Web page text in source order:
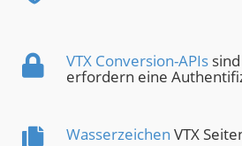
VTX Conversion-APIs
erfordern eine
Wasserzeichen VTX